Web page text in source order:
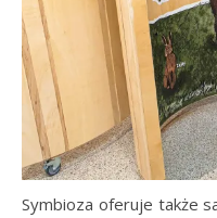
Symbioza oferuje także